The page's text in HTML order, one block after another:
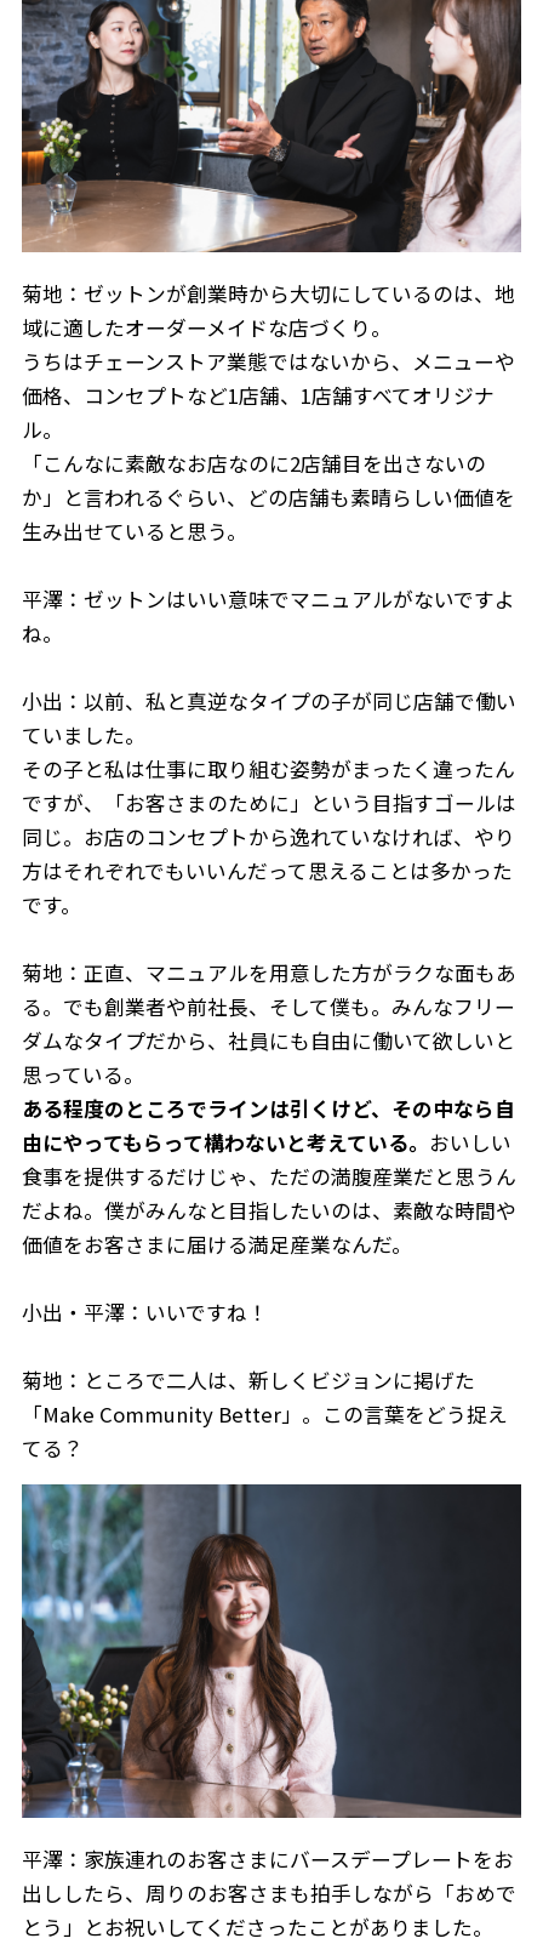
菊地：ゼットンが創業時から大切にしているのは、地
域に適したオーダーメイドな店づくり。
うちはチェーンストア業態ではないから、メニューや
価格、コンセプトなど1店舗、1店舗すべてオリジナ
ル。
「こんなに素敵なお店なのに2店舗目を出さないの
か」と言われるぐらい、どの店舗も素晴らしい価値を
生み出せていると思う。
平澤：ゼットンはいい意味でマニュアルがないですよ
ね。
小出：以前、私と真逆なタイプの子が同じ店舗で働い
ていました。
その子と私は仕事に取り組む姿勢がまったく違ったん
ですが、「お客さまのために」という目指すゴールは
同じ。お店のコンセプトから逸れていなければ、やり
方はそれぞれでもいいんだって思えることは多かった
です。
菊地：正直、マニュアルを用意した方がラクな面もあ
る。でも創業者や前社長、そして僕も。みんなフリー
ダムなタイプだから、社員にも自由に働いて欲しいと
思っている。
ある程度のところでラインは引くけど、その中なら自
由にやってもらって構わないと考えている。 おいしい
食事を提供するだけじゃ、ただの満腹産業だと思うん
だよね。僕がみんなと目指したいのは、素敵な時間や
価値をお客さまに届ける満足産業なんだ。
小出・平澤：いいですね！
菊地：ところで二人は、新しくビジョンに掲げた
「Make Community Better」。この言葉をどう捉え
てる？
平澤：家族連れのお客さまにバースデープレートをお
出ししたら、周りのお客さまも拍手しながら「おめで
とう」とお祝いしてくださったことがありました。